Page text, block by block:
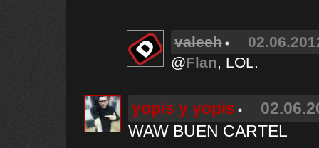
valeeh
@Flan, LOL.
yopis y yopis
WAW BUEN CARTEL